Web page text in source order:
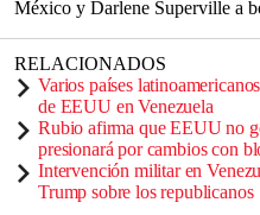
México y Darlene Superville a
RELACIONADOS
Varios países
de EEUU en Venezuela
Rubio afirma que EEUU no
presionará por cambios con
Intervención militar en
Trump sobre los republicanos